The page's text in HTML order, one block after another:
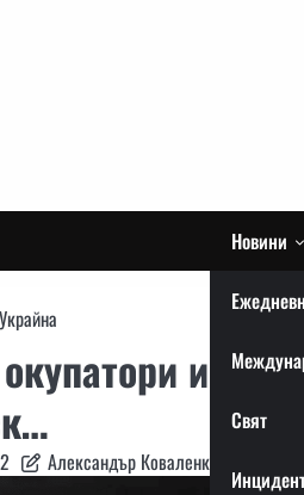
Новини
Свят
Александър Коваленко